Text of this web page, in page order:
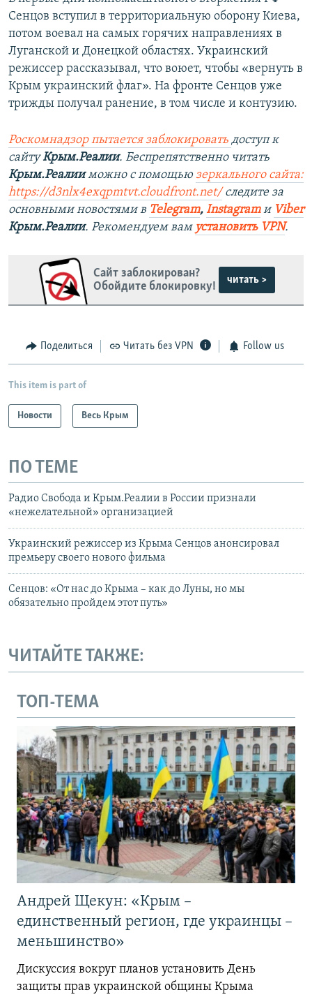
Сенцов вступил в территориальную оборону Киева,
потом воевал на самых горячих направлениях в
Луганской и Донецкой областях. Украинский
режиссер рассказывал, что воюет, чтобы «вернуть в
Крым украинский флаг». На фронте Сенцов уже
трижды получал ранение, в том числе и контузию.
Роскомнадзор пытается заблокировать доступ к
сайтуКрым.Реалии. Беспрепятственно читать
Крым.Реалииможно с помощью зеркального сайта:
https://d3nlx4exqpmtvt.cloudfront.net/следите за
основными новостями в Telegram, Instagramи Viber
Крым.Реалии. Рекомендуем вам установить VPN.
Сайт заблокирован?
Обойдите блокировку!
читать >
Поделиться Читать без VPN Follow us
This item is part of
Новости Весь Крым
ПО ТЕМЕ
Радио Свобода и Крым.Реалии в России признали
«нежелательной» организацией
Украинский режиссер из Крыма Сенцов анонсировал
премьеру своего нового фильма
Сенцов: «От нас до Крыма – как до Луны, но мы
обязательно пройдем этот путь»
ЧИТАЙТЕ ТАКЖЕ:
ТОП-ТЕМА
Андрей Щекун: «Крым –
единственный регион, где украинцы –
меньшинство»
Дискуссия вокруг планов установить День
защиты прав украинской общины Крыма